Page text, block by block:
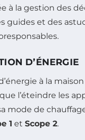
à la gestion des
guides et des
D’ÉNERGIE
à la maison
l’éteindre les
mode de
1 et Scope 2.